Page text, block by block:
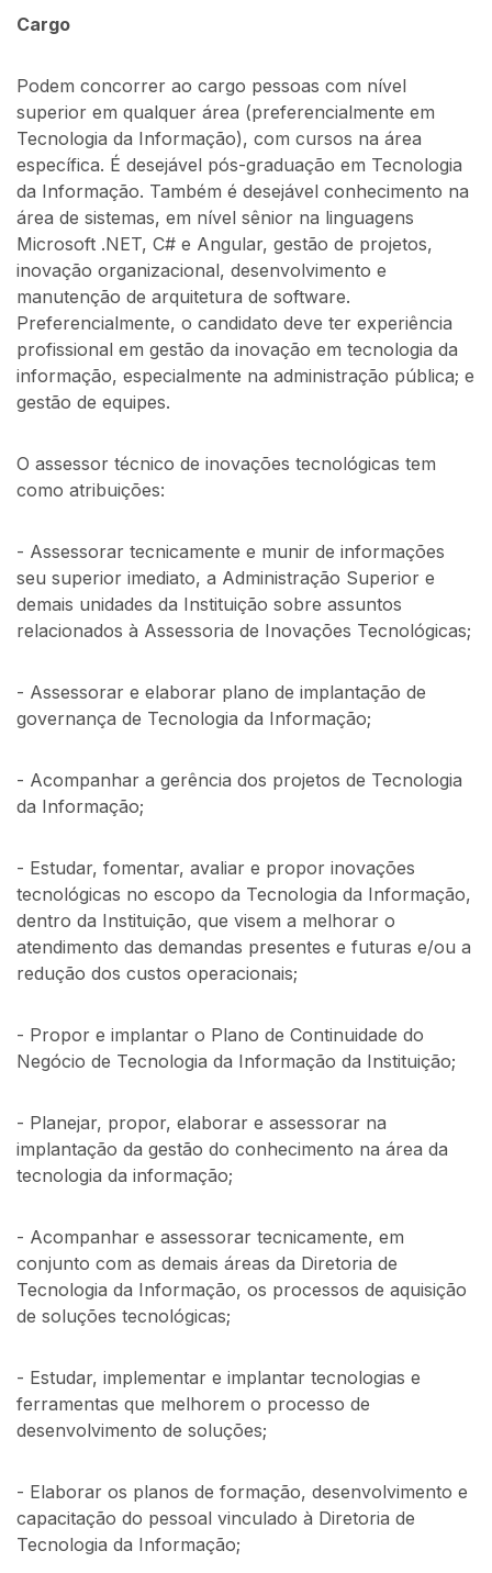
Cargo
Podem concorrer ao cargo pessoas com nível
superior em qualquer área (preferencialmente em
Tecnologia da Informação), com cursos na área
específica. É desejável pós-graduação em Tecnologia
da Informação. Também é desejável conhecimento na
área de sistemas, em nível sênior na linguagens
Microsoft .NET, C# e Angular, gestão de projetos,
inovação organizacional, desenvolvimento e
manutenção de arquitetura de software.
Preferencialmente, o candidato deve ter experiência
profissional em gestão da inovação em tecnologia da
informação, especialmente na administração pública; e
gestão de equipes.
O assessor técnico de inovações tecnológicas tem
como atribuições:
- Assessorar tecnicamente e munir de informações
seu superior imediato, a Administração Superior e
demais unidades da Instituição sobre assuntos
relacionados à Assessoria de Inovações Tecnológicas;
- Assessorar e elaborar plano de implantação de
governança de Tecnologia da Informação;
- Acompanhar a gerência dos projetos de Tecnologia
da Informação;
- Estudar, fomentar, avaliar e propor inovações
tecnológicas no escopo da Tecnologia da Informação,
dentro da Instituição, que visem a melhorar o
atendimento das demandas presentes e futuras e/ou a
redução dos custos operacionais;
- Propor e implantar o Plano de Continuidade do
Negócio de Tecnologia da Informação da Instituição;
- Planejar, propor, elaborar e assessorar na
implantação da gestão do conhecimento na área da
tecnologia da informação;
- Acompanhar e assessorar tecnicamente, em
conjunto com as demais áreas da Diretoria de
Tecnologia da Informação, os processos de aquisição
de soluções tecnológicas;
- Estudar, implementar e implantar tecnologias e
ferramentas que melhorem o processo de
desenvolvimento de soluções;
- Elaborar os planos de formação, desenvolvimento e
capacitação do pessoal vinculado à Diretoria de
Tecnologia da Informação;